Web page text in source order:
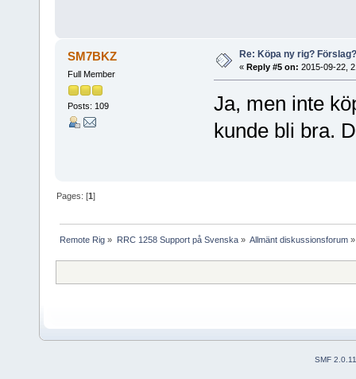
SM7BKZ
Full Member
Posts: 109
Re: Köpa ny rig? Förslag?
« Reply #5 on: 2015-09-22,
Ja, men inte
kunde bli bra.
Pages: [1]
Remote Rig » RRC 1258 Support på Svenska» Allmänt diskussionsforum»
SMF 2.0.11